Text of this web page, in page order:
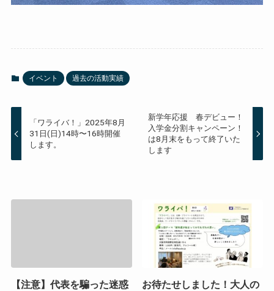
イベント 過去の活動実績
「ワライバ！」2025年8月
31日(日)14時〜16時開催
します。
新学年応援 春デビュー！
入学金分割キャンペーン！
は8月末をもって終了いた
します
【注意】代表を騙った迷惑
お待たせしました！大人の